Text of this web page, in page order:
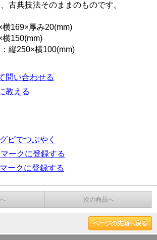
古典技法そのままのものです。
169×厚み20(mm)
150(mm)
縦250×横100(mm)
問い合わせる
教える
ピでつぶやく
ークに登録する
ークに登録する
次の商品へ
ページの先頭へ戻る